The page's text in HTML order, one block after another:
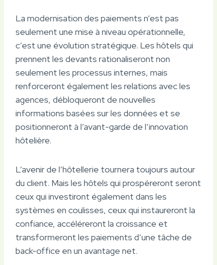
La modernisation des paiements n’est pas
seulement une mise à niveau opérationnelle,
c’est une évolution stratégique. Les hôtels qui
prennent les devants rationaliseront non
seulement les processus internes, mais
renforceront également les relations avec les
agences, débloqueront de nouvelles
informations basées sur les données et se
positionneront à l’avant-garde de l’innovation
hôtelière.
L’avenir de l’hôtellerie tournera toujours autour
du client. Mais les hôtels qui prospéreront seront
ceux qui investiront également dans les
systèmes en coulisses, ceux qui instaureront la
confiance, accéléreront la croissance et
transformeront les paiements d’une tâche de
back-office en un avantage net.